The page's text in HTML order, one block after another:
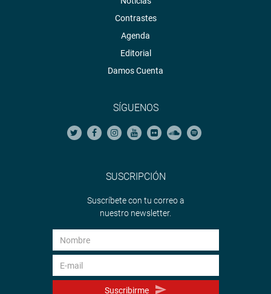
Contrastes
Agenda
Editorial
Damos Cuenta
SÍGUENOS
SUSCRIPCIÓN
Suscríbete con tu correo a
nuestro newsletter.
Suscribirme